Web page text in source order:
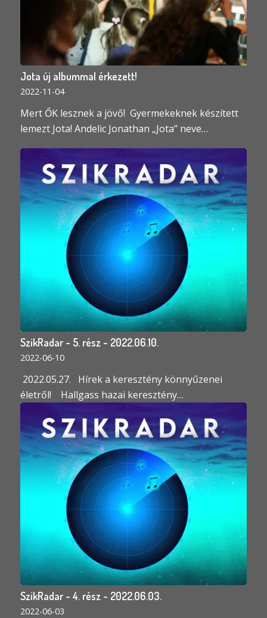
Jota új albummal érkezett!
2022-11-04
Mert ŐK lesznek a jövő! Gyermekeknek készített
lemezt Jota! Andelic Jonathan „Jota” neve…
SzikRadar - 5. rész - 2022.06.10.
2022-06-10
2022.05.27. Hírek a keresztény könnyűzenei
életről! Hallgass hazai keresztény…
SzikRadar - 4. rész - 2022.06.03.
2022-06-03